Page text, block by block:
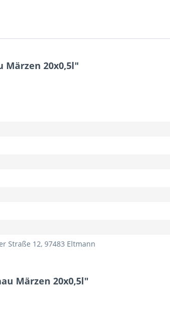
20x0,5l"
Straße 12, 97483 Eltmann
Märzen 20x0,5l"